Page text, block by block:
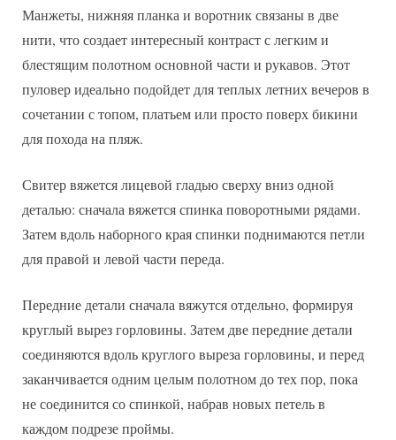
Манжеты, нижняя планка и воротник связаны в две
нити, что создает интересный контраст с легким и
блестящим полотном основной части и рукавов. Этот
пуловер идеально подойдет для теплых летних вечеров в
сочетании с топом, платьем или просто поверх бикини
для похода на пляж.
Свитер вяжется лицевой гладью сверху вниз одной
деталью: сначала вяжется спинка поворотными рядами.
Затем вдоль наборного края спинки поднимаются петли
для правой и левой части переда.
Передние детали сначала вяжутся отдельно, формируя
круглый вырез горловины. Затем две передние детали
соединяются вдоль круглого выреза горловины, и перед
заканчивается одним целым полотном до тех пор, пока
не соединится со спинкой, набрав новых петель в
каждом подрезе проймы.